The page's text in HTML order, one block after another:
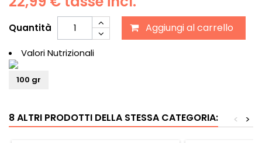
Quantità Aggiungi al carrello
Valori Nutrizionali
100 gr
8 ALTRI PRODOTTI DELLA STESSA CATEGORIA: >
<